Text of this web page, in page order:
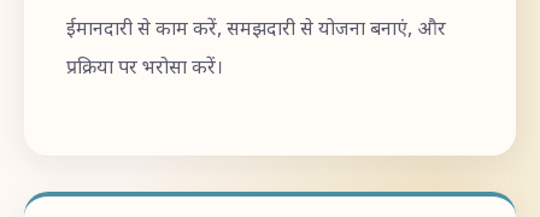
ईमानदारी से काम करें, समझदारी से योजना बनाएं, और
प्रक्रिया पर भरोसा करें।